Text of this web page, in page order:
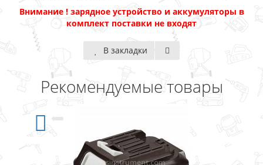
Внимание ! зарядное устройство и аккумуляторы в
комплект поставки не входят
В закладки
Рекомендуемые товары